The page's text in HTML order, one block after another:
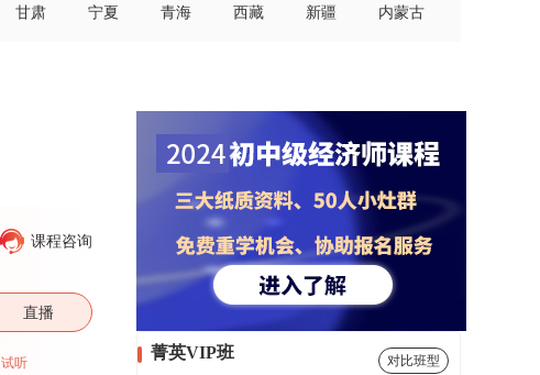
甘肃 宁夏 青海 西藏 新疆 内蒙古
课程咨询
直播
试听
菁英VIP班 对比班型